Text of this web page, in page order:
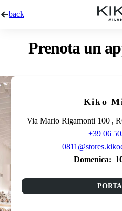
back
Prenota un
Kiko
Via Mario Rigamonti 100 ,
+39 06
Domenica: